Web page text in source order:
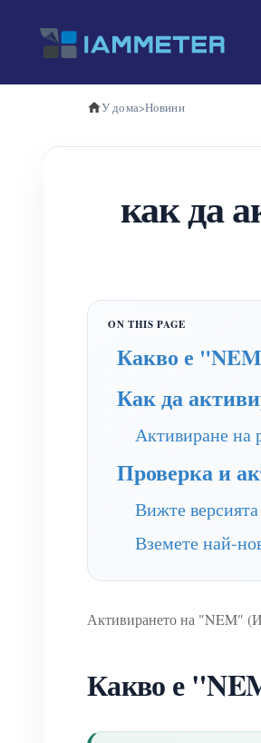
У дома>Новини
как да
Какво е
Как да
Активиране на
Проверка и
Вижте
Вземете най-
Активирането на "NEM"
Какво е